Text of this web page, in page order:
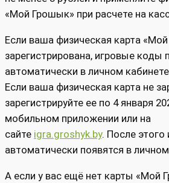
«Мой Грошык» при расчете на
Если ваша физическая карта
зарегистрирована, игровые коды
автоматически в личном
Если ваша физическая карта не
зарегистрируйте ее по 4 января
мобильном приложении или на
сайте igra.groshyk.by. После
автоматически появятся в
А если у вас ещё нет карты «Мой